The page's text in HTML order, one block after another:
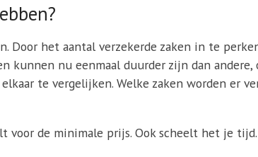
Door het aantal verzekerde zaken in te
nu eenmaal duurder zijn dan andere,
te vergelijken. Welke zaken worden er
voor de minimale prijs. Ook scheelt het je